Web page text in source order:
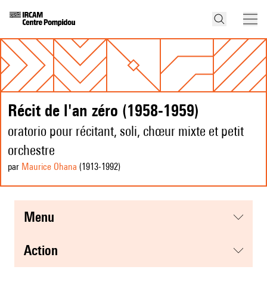
Récit de l'an zéro (1958-1959)
oratorio pour récitant, soli, chœur mixte et petit
orchestre
par Maurice Ohana (1913-1992)
menu
action